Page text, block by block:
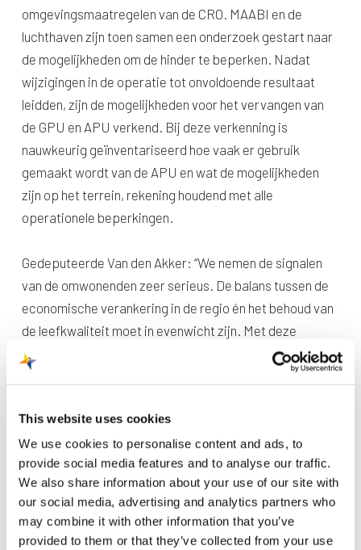
This website uses cookies
We use cookies to personalise content and ads, to
provide social media features and to analyse our traffic.
We also share information about your use of our site with
our social media, advertising and analytics partners who
may combine it with other information that you’ve
provided to them or that they’ve collected from your use
omgevingsmaatregelen van de CRO. MAABI en de
luchthaven zijn toen samen een onderzoek gestart naar
de mogelijkheden om de hinder te beperken. Nadat
wijzigingen in de operatie tot onvoldoende resultaat
leidden, zijn de mogelijkheden voor het vervangen van
de GPU en APU verkend. Bij deze verkenning is
nauwkeurig geïnventariseerd hoe vaak er gebruik
gemaakt wordt van de APU en wat de mogelijkheden
zijn op het terrein, rekening houdend met alle
operationele beperkingen.
Gedeputeerde Van den Akker: “We nemen de signalen
van de omwonenden zeer serieus. De balans tussen de
economische verankering in de regio én het behoud van
de leefkwaliteit moet in evenwicht zijn. Met deze
investering wordt de overlast voor de omwonenden
Walstroom
Deze verkenning heeft geleid tot een concreet voorstel
voor het waar mogelijk vervangen van de APU’s door
‘walstroom’. In samenspraak met de omgeving heeft het
college van Gedeputeerde Staten besloten te
investeren in systemen die de APU vervangen. Aan de